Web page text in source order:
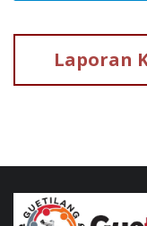
Laporan